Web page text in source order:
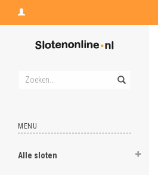
MENU
Alle sloten